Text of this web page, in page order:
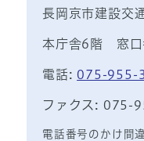
長岡京市建設交
本庁舎6階 窓口
電話: 075-955-
ファクス: 075-
電話番号のかけ間